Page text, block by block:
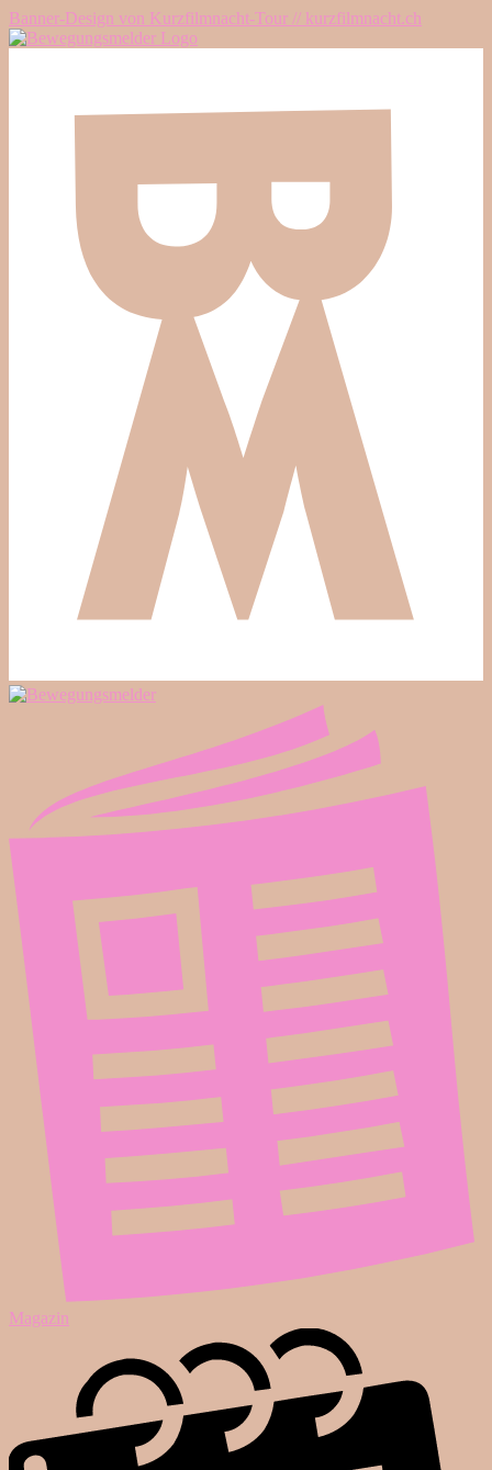
Banner-Design von Kurzfilmnacht-Tour // kurzfilmnacht.ch
Magazin